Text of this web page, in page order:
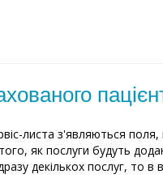
листа з'являються
як послуги будуть
декількох послуг, то в